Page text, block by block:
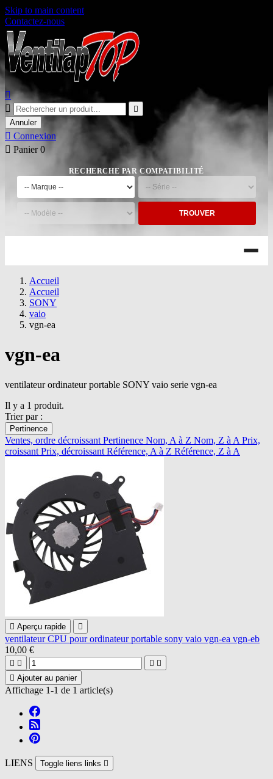
Skip to main content
Contactez-nous



Annuler
 Connexion
 Panier 0
RECHERCHE PAR COMPATIBILITÉ
TROUVER
Accueil
Accueil
SONY
vaio
vgn-ea
vgn-ea
ventilateur ordinateur portable SONY vaio serie vgn-ea
Il y a 1 produit.
Trier par :
Pertinence
Ventes, ordre décroissant Pertinence Nom, A à Z Nom, Z à A Prix,
croissant Prix, décroissant Référence, A à Z Référence, Z à A
 Aperçu rapide 
ventilateur CPU pour ordinateur portable sony vaio vgn-ea vgn-eb
10,00 €
   
 Ajouter au panier
Affichage 1-1 de 1 article(s)
LIENS Toggle liens links 